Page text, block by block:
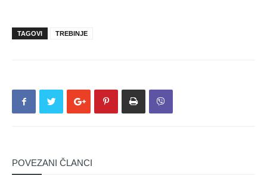
TAGOVI TREBINJE
POVEZANI ČLANCI